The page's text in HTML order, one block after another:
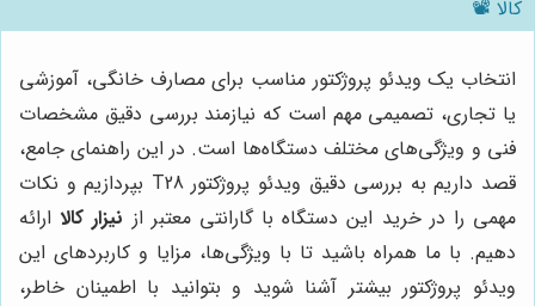
کالا 📽️
انتخاب یک ویدئو پروژکتور مناسب برای مصارف خانگی، آموزشی
یا تجاری، تصمیمی مهم است که نیازمند بررسی دقیق مشخصات
فنی و ویژگی‌های مختلف دستگاه‌ها است. در این راهنمای جامع،
قصد داریم به بررسی دقیق ویدئو پروژکتور T28 بپردازیم و نکات
مهمی را در خرید این دستگاه با گارانتی معتبر از نیزار کالاارائه
دهیم. با ما همراه باشید تا با ویژگی‌ها، مزایا و کاربردهای این
ویدئو پروژکتور بیشتر آشنا شوید و بتوانید با اطمینان خاطر،